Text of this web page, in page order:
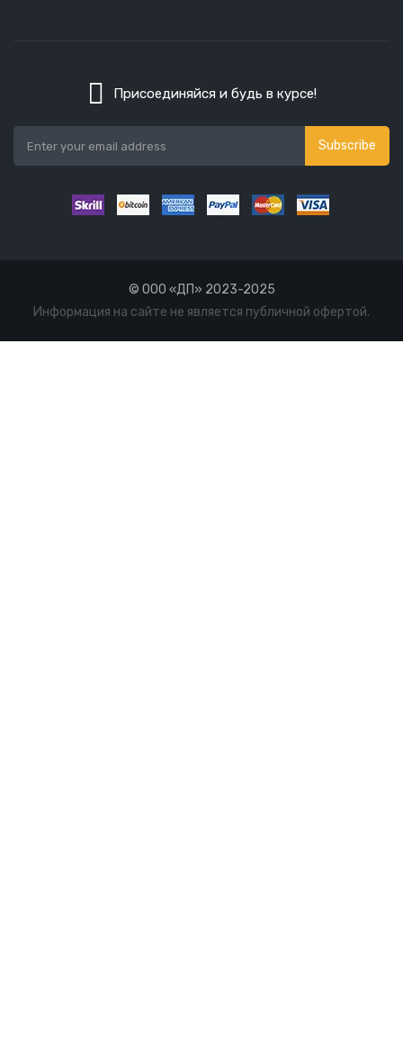
Присоединяйся и будь в курсе!
Subscribe
© ООО «ДП» 2023-2025
Информация на сайте не является публичной офертой.